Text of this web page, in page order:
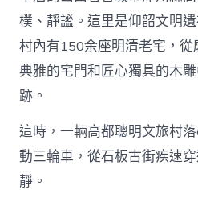
擬
講
述
·
一
聞
_
中
樸、靜謐。這里是仰韶文明遺
村內有150余座明清老宅，
典雅的宅門和匠心獨具的木
跡。
這時，一輛高都聰明文旅村
動三輪車，從石板古街疾速
靜。